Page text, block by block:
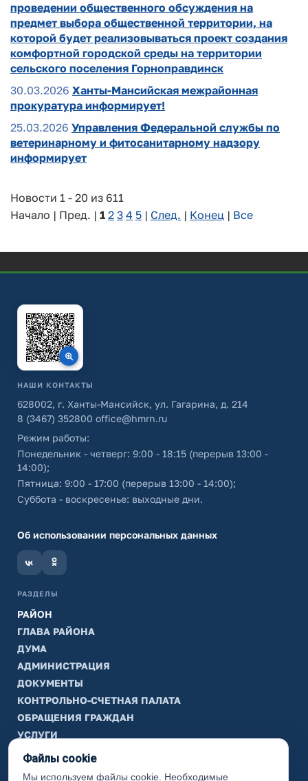
проведении общественного обсуждения на
предмет выбора общественной территории, на
которой будет реализовываться проект создания
комфортной городской среды на территории
сельского поселения Горноправдинск
30.03.2026 Ханты-Мансийская межрайонная
прокуратура информирует!
25.03.2026 Управления Федеральной службы по
ветеринарному и фитосанитарному надзору
информирует
Новости 1 - 20 из 611
Начало | Пред. | 1 2 3 4 5 | След. | Конец | Все
НАШИ КОНТАКТЫ
628002, г. Ханты-Мансийск, ул. Гагарина, д. 214
8 (3467) 352800 office@hmrn.ru
Режим работы:
Понедельник - четверг: 9:00 - 18:15 (перерыв 13:00 -
14:00);
Пятница: 9:00 - 17:00 (перерыв 13:00 - 14:00);
Суббота - воскресенье: выходные дни.
Об использовании персональных данных
РАЗДЕЛЫ
РАЙОН
ГЛАВА РАЙОНА
ДУМА
АДМИНИСТРАЦИЯ
ДОКУМЕНТЫ
КОНТРОЛЬНО-СЧЕТНАЯ ПАЛАТА
ОБРАЩЕНИЯ ГРАЖДАН
УСЛУГИ
ТИК
ИНФОРМАЦИЯ
Файлы cookie
Мы используем файлы cookie. Необходимые